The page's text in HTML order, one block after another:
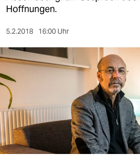
gesellschaft
kultur
sport
berlin
nord
wahrheit
verlag
Hoffnungen.
5.2.2018 16:00 Uhr